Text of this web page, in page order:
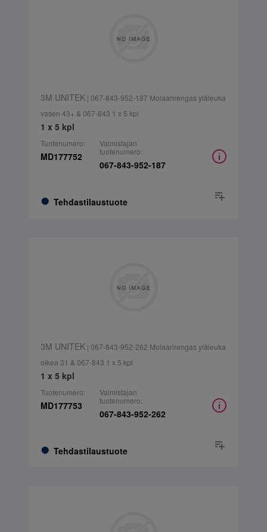
3M UNITEK| 067-843-952-187 Molaarirengas yläleuka
vasen 43+ & 067-843 1 x 5 kpl
1 x 5 kpl
Tuotenumero:
MD177752
Tehdastilaustuote
Valmistajan
tuotenumero:
067-843-952-187
3M UNITEK| 067-843-952-262 Molaarirengas yläleuka
oikea 31 & 067-843 1 x 5 kpl
1 x 5 kpl
Tuotenumero:
MD177753
Tehdastilaustuote
Valmistajan
tuotenumero:
067-843-952-262